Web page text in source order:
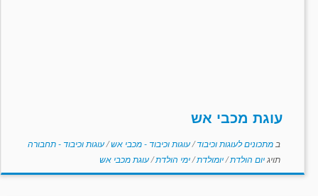
עוגת מכבי אש
ב מתכונים לעוגות וכיבוד/עוגות וכיבוד - מכבי אש/עוגות וכיבוד - תחבורה
תויגיום הולדת/יומולדת/ימי הולדת/עוגת מכבי אש